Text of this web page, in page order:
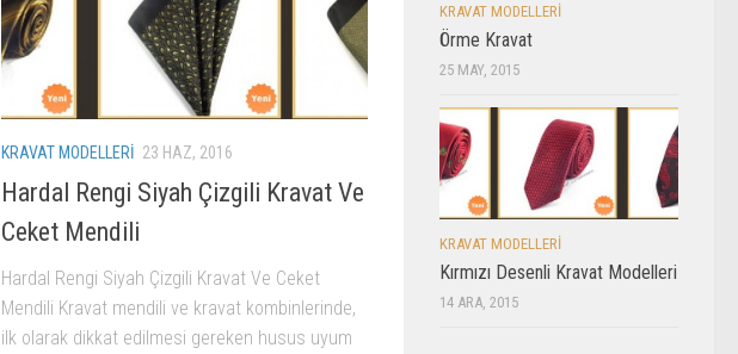
KRAVAT MODELLERI 23 HAZ, 2016
Hardal Rengi Siyah Çizgili Kravat Ve
Ceket Mendili
Hardal Rengi Siyah Çizgili Kravat Ve Ceket
Mendili Kravat mendili ve kravat kombinlerinde,
ilk olarak dikkat edilmesi gereken husus uyum
KRAVAT MODELLERI
Örme Kravat
25 MAY, 2015
KRAVAT MODELLERI
Kırmızı Desenli Kravat Modelleri
14 ARA, 2015